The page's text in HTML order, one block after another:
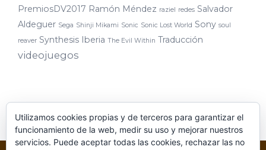
PremiosDV2017 Ramón Méndez raziel redes Salvador
Aldeguer Sega Shinji Mikami Sonic Sonic Lost World Sony soul
reaver Synthesis Iberia The Evil Within Traducción
videojuegos
Utilizamos cookies propias y de terceros para garantizar el
funcionamiento de la web, medir su uso y mejorar nuestros
servicios. Puede aceptar todas las cookies, rechazar las no